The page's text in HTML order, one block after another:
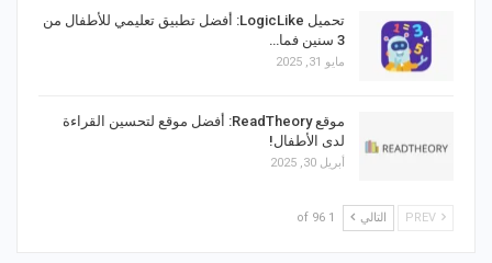
تحميل LogicLike: أفضل تطبيق تعليمي للأطفال من
3 سنين فما…
مايو 31, 2025
موقع ReadTheory: أفضل موقع لتحسين القراءة
لدى الأطفال!
أبريل 30, 2025
التالي 1 of 96